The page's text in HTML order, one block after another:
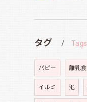
タグ Tags
パピ－ 離乳食
イルミ 池